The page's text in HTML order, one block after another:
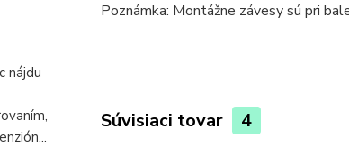
nájdu
Poznámka: Montážne závesy sú pri
Súvisiaci tovar 4